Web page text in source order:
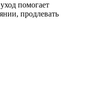
помогает
продлевать